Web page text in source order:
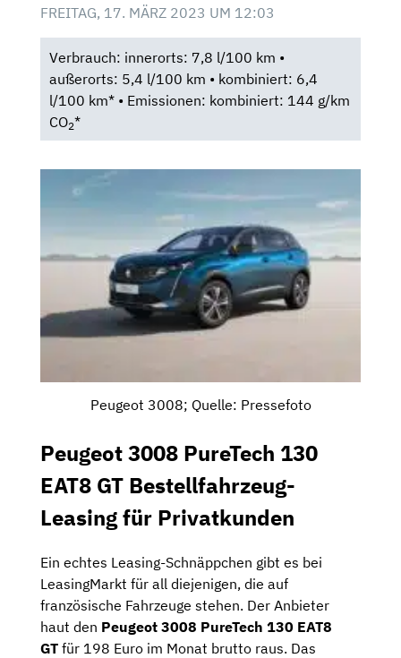
FREITAG, 17. MÄRZ 2023 UM 12:03
Verbrauch: innerorts: 7,8 l/100 km •
außerorts: 5,4 l/100 km • kombiniert: 6,4
l/100 km* • Emissionen: kombiniert: 144 g/km
CO2*
Peugeot 3008; Quelle: Pressefoto
Peugeot 3008 PureTech 130
EAT8 GT Bestellfahrzeug-
Leasing für Privatkunden
Ein echtes Leasing-Schnäppchen gibt es bei
LeasingMarkt für all diejenigen, die auf
französische Fahrzeuge stehen. Der Anbieter
haut den Peugeot 3008 PureTech 130 EAT8
GT für 198 Euro im Monat brutto raus. Das